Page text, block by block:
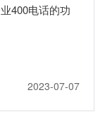
400电话的功
2023-07-07